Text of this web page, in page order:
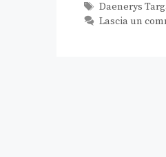
Daenerys
Lascia un